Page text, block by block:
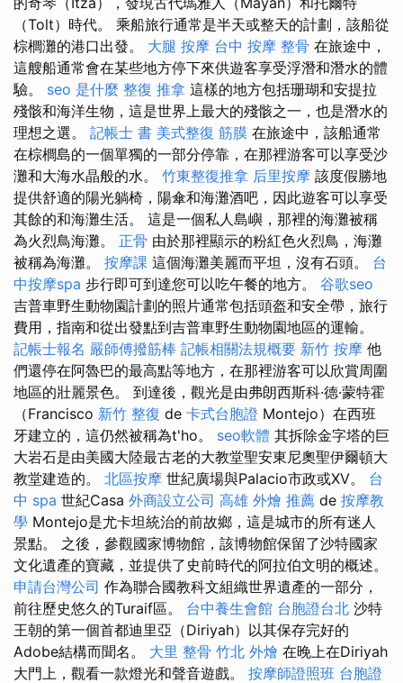
（Tolt）時代。 乘船旅行通常是半天或整天的計劃，該船從
棕櫚灘的港口出發。 大腿 按摩 台中 按摩 整骨 在旅途中，
這艘船通常會在某些地方停下來供遊客享受浮潛和潛水的體
驗。 seo 是什麼 整復 推拿 這樣的地方包括珊瑚和安提拉
殘骸和海洋生物，這是世界上最大的殘骸之一，也是潛水的
理想之選。 記帳士 書 美式整復 筋膜 在旅途中，該船通常
在棕櫚島的一個單獨的一部分停靠，在那裡游客可以享受沙
灘和大海水晶般的水。 竹東整復推拿 后里按摩 該度假勝地
提供舒適的陽光躺椅，陽傘和海灘酒吧，因此遊客可以享受
其餘的和海灘生活。 這是一個私人島嶼，那裡的海灘被稱
為火烈鳥海灘。 正骨 由於那裡顯示的粉紅色火烈鳥，海灘
被稱為海灘。 按摩課 這個海灘美麗而平坦，沒有石頭。 台
中按摩spa 步行即可到達您可以吃午餐的地方。 谷歌seo
吉普車野生動物園計劃的照片通常包括頭盔和安全帶，旅行
費用，指南和從出發點到吉普車野生動物園地區的運輸。
記帳士報名 嚴師傅撥筋棒 記帳相關法規概要 新竹 按摩 他
們還停在阿魯巴的最高點等地方，在那裡游客可以欣賞周圍
地區的壯麗景色。 到達後，觀光是由弗朗西斯科·德·蒙特霍
（Francisco 新竹 整復 de 卡式台胞證 Montejo）在西班
牙建立的，這仍然被稱為t'ho。 seo軟體 其拆除金字塔的巨
大岩石是由美國大陸最古老的大教堂聖安東尼奧聖伊爾頓大
教堂建造的​​。 北區按摩 世紀廣場與Palacio市政或XV。 台
中 spa 世紀Casa 外商設立公司 高雄 外燴 推薦 de 按摩教
學 Montejo是尤卡坦統治的前故鄉，這是城市的所有迷人
景點。 之後，參觀國家博物館，該博物館保留了沙特國家
文化遺產的寶藏，並提供了史前時代的阿拉伯文明的概述。
申請台灣公司 作為聯合國教科文組織世界遺產的一部分，
前往歷史悠久的Turaif區。 台中養生會館 台胞證台北 沙特
王朝的第一個首都迪里亞（Diriyah）以其保存完好的
Adobe結構而聞名。 大里 整骨 竹北 外燴 在晚上在Diriyah
大門上，觀看一款燈光和聲音遊戲。 按摩師證照班 台胞證